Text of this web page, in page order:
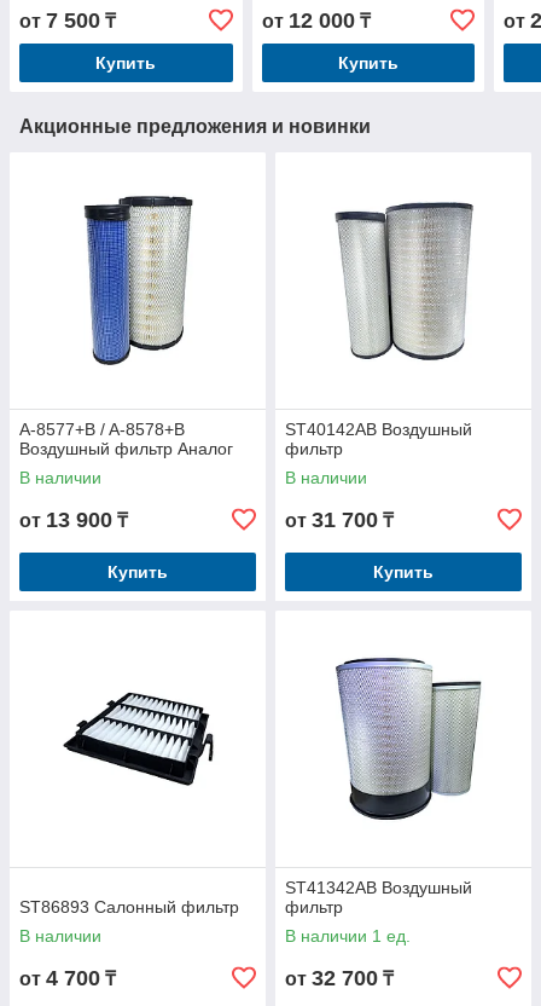
от 7 500 ₸
Купить
от 12 000₸
Купить
от
Акционные предложения и новинки
A-8577+B / A-8578+B
Воздушный фильтр Аналог
В наличии
от 13 900 ₸
Купить
ST40142AB Воздушный
фильтр
В наличии
от 31 700 ₸
Купить
ST86893 Салонный фильтр
В наличии
от 4 700 ₸
ST41342AB Воздушный
фильтр
В наличии 1 ед.
от 32 700 ₸